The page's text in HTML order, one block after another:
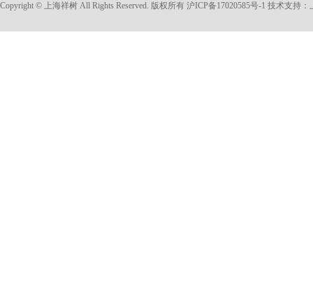
Copyright © 上海祥树 All Rights Reserved. 版权所有 沪ICP备17020585号-1 技术支持：